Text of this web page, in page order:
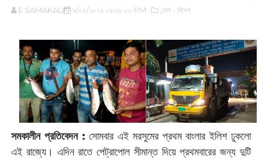
E SAMAKALIN ৯/০৫/২০২২ ০৯:৩১:০০ PM ,দেশ - বিদেশ
সমকালীন প্রতিবেদন : সোমবার এই মরসুমের প্রথম বাংলার ইলিশ ঢুকলো
এই রাজ্যে। এদিন রাতে পেট্রাপোল সীমান্ত দিয়ে প্রথমবারের জন্য দুটি